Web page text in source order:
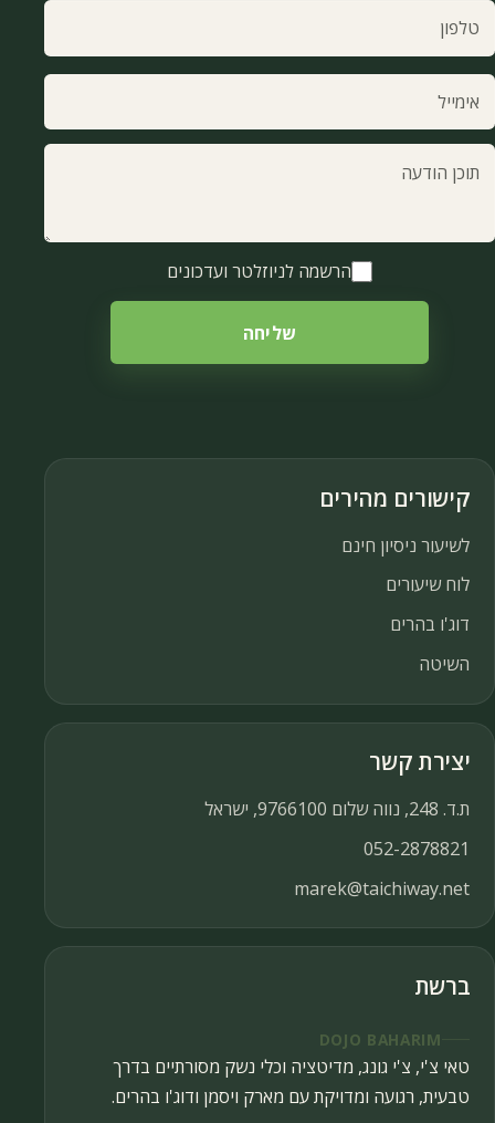
טלפון
אימייל
תוכן הודעה
הרשמה לניוזלטר ועדכונים
שליחה
קישורים מהירים
לשיעור ניסיון חינם
לוח שיעורים
דוג'ו בהרים
השיטה
יצירת קשר
ת.ד. 248, נווה שלום 9766100, ישראל
052-2878821
marek@taichiway.net
ברשת
DOJO BAHARIM
טאי צ'י, צ'י גונג, מדיטציה וכלי נשק מסורתיים בדרך
טבעית, רגועה ומדויקת עם מארק ויסמן ודוג'ו בהרים.